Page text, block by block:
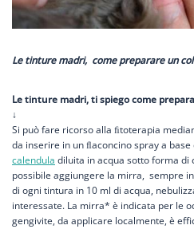
Le tinture madri, come preparare un
Le tinture madri, ti spiego come
↓
Si può fare ricorso alla ﬁtoterapia
da inserire in un ﬂaconcino spray a base
calendula diluita in acqua sotto forma di
possibile aggiungere la mirra, sempre in
di ogni tintura in 10 ml di acqua,
interessate. La mirra* è indicata per le
gengivite, da applicare localmente, è